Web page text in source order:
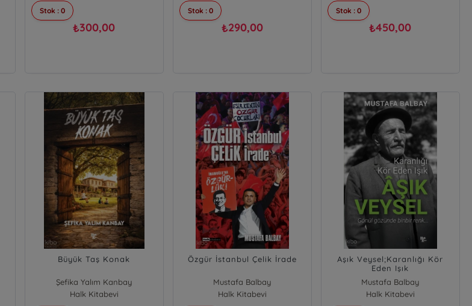
Stok : 0
₺300,00
Stok : 0
₺290,00
Stok : 0
₺450,00
Büyük Taş Konak
Şefika Yalım Kanbay
Halk Kitabevi
Özgür İstanbul Çelik İrade
Mustafa Balbay
Halk Kitabevi
Aşık Veysel;Karanlığı Kör
Eden Işık
Mustafa Balbay
Halk Kitabevi